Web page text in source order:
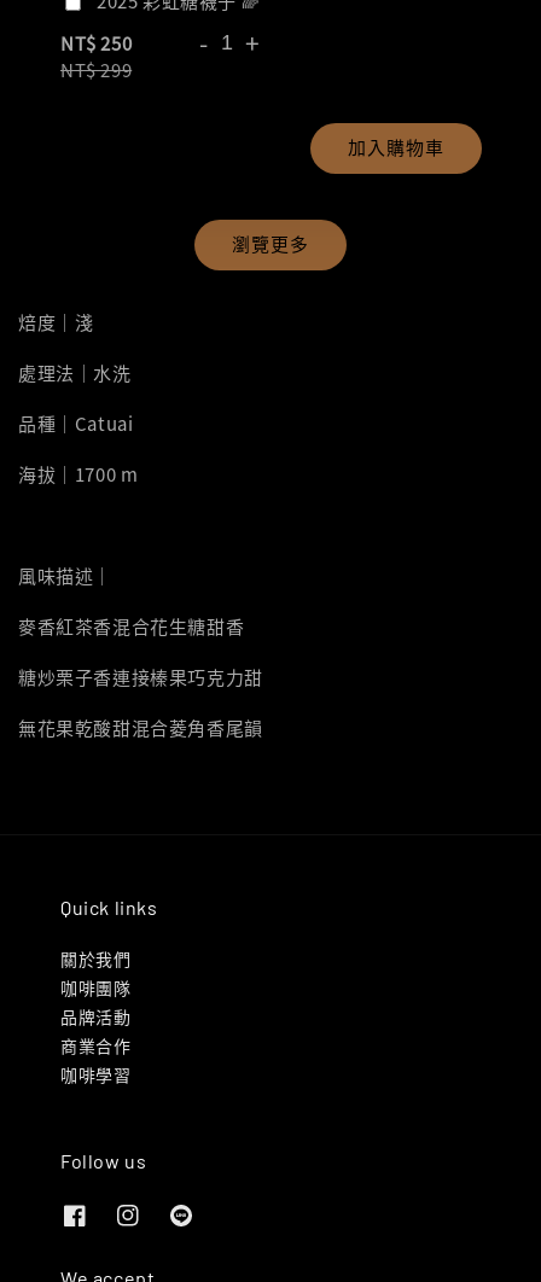
NT$ 250
NT$ 299
- +
加入購物車
瀏覽更多
焙度｜淺
處理法｜水洗
品種｜Catuai
海拔｜1700 m
風味描述｜
麥香紅茶香混合花生糖甜香
糖炒栗子香連接榛果巧克力甜
無花果乾酸甜混合菱角香尾韻
Quick links
關於我們
咖啡團隊
品牌活動
商業合作
咖啡學習
Follow us
We accept